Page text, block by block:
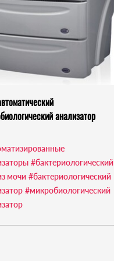
анализатор
#бактериологический
мочи #бактериологический
#микробиологический